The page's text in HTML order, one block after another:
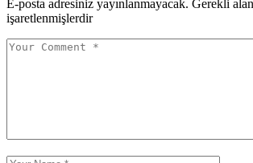
E-posta adresiniz yayınlanmayacak. Gerekli
işaretlenmişlerdir